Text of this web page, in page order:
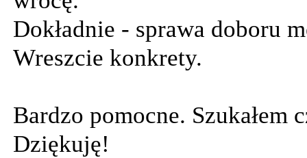
Dokładnie - sprawa doboru
Wreszcie konkrety.
Bardzo pomocne. Szukałem
Dziękuję!